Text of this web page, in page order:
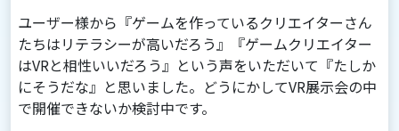
ユーザー様から『ゲームを作っているクリエイターさん
たちはリテラシーが高いだろう』『ゲームクリエイター
はVRと相性いいだろう』という声をいただいて『たしか
にそうだな』と思いました。どうにかしてVR展示会の中
で開催できないか検討中です。